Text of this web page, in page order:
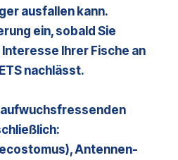
ausfallen kann.
ein, sobald Sie
Ihrer Fische an
nachlässt.
aufwuchsfressenden
Antennen-